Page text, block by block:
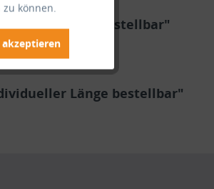
Länge bestellbar"
Länge bestellbar"
können.
akzeptieren